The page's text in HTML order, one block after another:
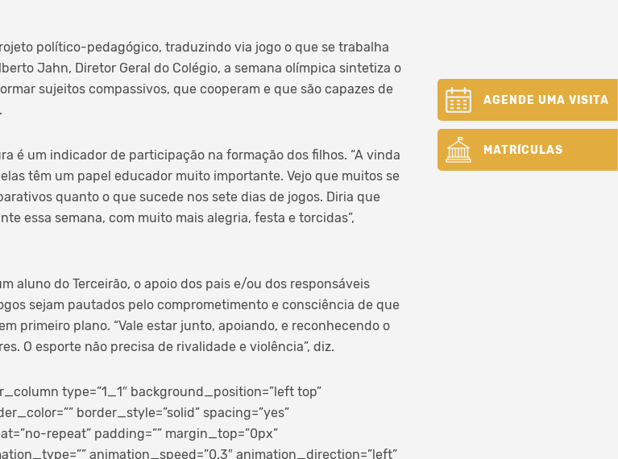
político-pedagógico, traduzindo via jogo o que se trabalha
Jahn, Diretor Geral do Colégio, a semana olímpica sintetiza o
sujeitos compassivos, que cooperam e que são capazes de
é um indicador de participação na formação dos filhos. “A vinda
têm um papel educador muito importante. Vejo que muitos se
quanto o que sucede nos sete dias de jogos. Diria que
essa semana, com muito mais alegria, festa e torcidas”,
aluno do Terceirão, o apoio dos pais e/ou dos responsáveis
sejam pautados pelo comprometimento e consciência de que
primeiro plano. “Vale estar junto, apoiando, e reconhecendo o
O esporte não precisa de rivalidade e violência”, diz.
type=”1_1″ background_position=”left top”
border_style=”solid” spacing=”yes”
repeat” padding=”” margin_top=”0px”
animation_speed=”0.3″ animation_direction=”left”
AGENDE UMA VISITA
MATRÍCULAS